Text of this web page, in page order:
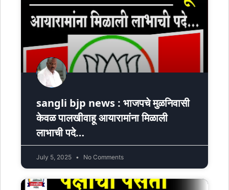
sangli bjp news : भाजपचे मुळनिवासी
केवळ पालखीवाहू आयारामांना मिळाली
लाभाची पदे…
July 5, 2025 No Comments